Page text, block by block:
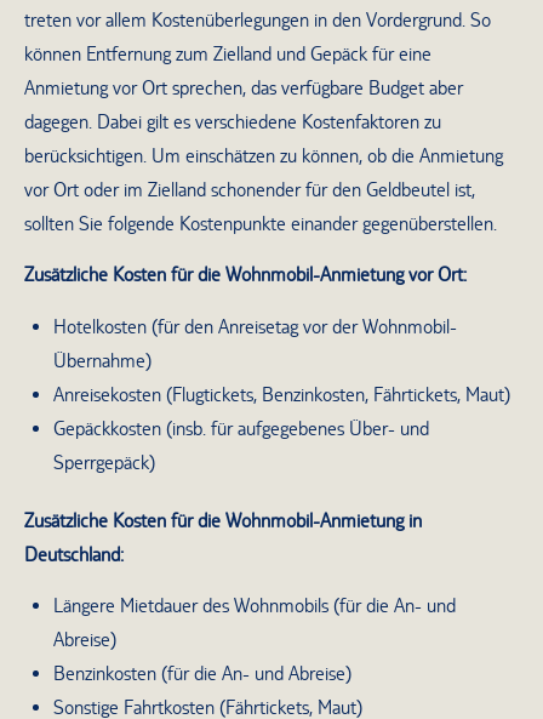
treten vor allem Kostenüberlegungen in den Vordergrund. So
können Entfernung zum Zielland und Gepäck für eine
Anmietung vor Ort sprechen, das verfügbare Budget aber
dagegen. Dabei gilt es verschiedene Kostenfaktoren zu
berücksichtigen. Um einschätzen zu können, ob die Anmietung
vor Ort oder im Zielland schonender für den Geldbeutel ist,
sollten Sie folgende Kostenpunkte einander gegenüberstellen.
Zusätzliche Kosten für die Wohnmobil-Anmietung vor Ort:
Hotelkosten (für den Anreisetag vor der Wohnmobil-
Übernahme)
Anreisekosten (Flugtickets, Benzinkosten, Fährtickets, Maut)
Gepäckkosten (insb. für aufgegebenes Über- und
Sperrgepäck)
Zusätzliche Kosten für die Wohnmobil-Anmietung in
Deutschland:
Längere Mietdauer des Wohnmobils (für die An- und
Abreise)
Benzinkosten (für die An- und Abreise)
Sonstige Fahrtkosten (Fährtickets, Maut)